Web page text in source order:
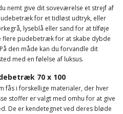
nemt give dit soveværelse et strejf af
for et tidløst udtryk, eller
lyseblå eller sand for at tilføje
flere pudebetræk for at skabe dybde
den måde kan du forvandle dit
med en følelse af luksus.
70 x 100
fås i forskellige materialer, der hver
stoffer er valgt med omhu for at give
De er kendetegnet ved deres bløde